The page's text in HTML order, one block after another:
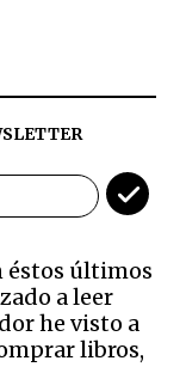
éstos últimos
a leer
he visto a
libros,